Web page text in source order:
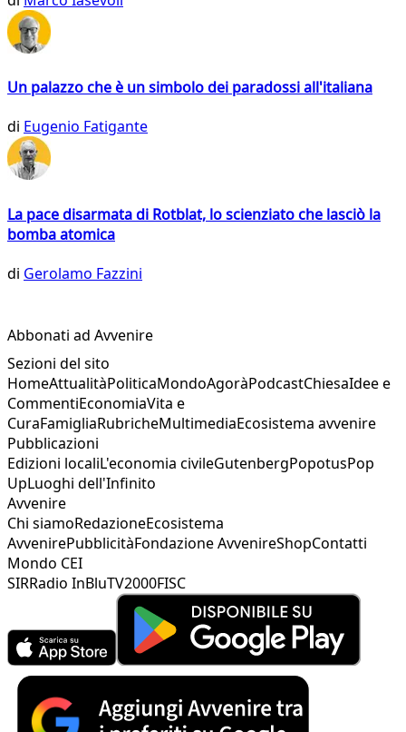
Un palazzo che è un simbolo dei paradossi all'italiana
di Eugenio Fatigante
La pace disarmata di Rotblat, lo scienziato che lasciò la
bomba atomica
di Gerolamo Fazzini
Abbonati ad Avvenire
Sezioni del sito
HomeAttualitàPoliticaMondoAgoràPodcastChiesaIdee e
CommentiEconomiaVita e
CuraFamigliaRubricheMultimediaEcosistema avvenire
Pubblicazioni
Edizioni localiL'economia civileGutenbergPopotusPop
UpLuoghi dell'Infinito
Avvenire
Chi siamoRedazioneEcosistema
AvvenirePubblicitàFondazione AvvenireShopContatti
Mondo CEI
SIRRadio InBluTV2000FISC